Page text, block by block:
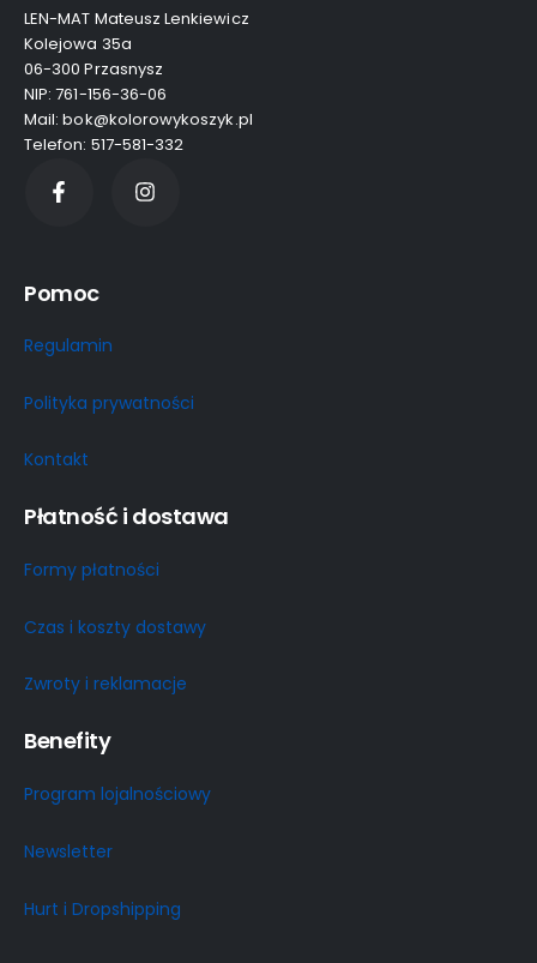
LEN-MAT Mateusz Lenkiewicz
Kolejowa 35a
06-300 Przasnysz
NIP: 761-156-36-06
Mail: bok@kolorowykoszyk.pl
Telefon: 517-581-332
Pomoc
Regulamin
Polityka prywatności
Kontakt
Płatność i dostawa
Formy płatności
Czas i koszty dostawy
Zwroty i reklamacje
Benefity
Program lojalnościowy
Newsletter
Hurt i Dropshipping